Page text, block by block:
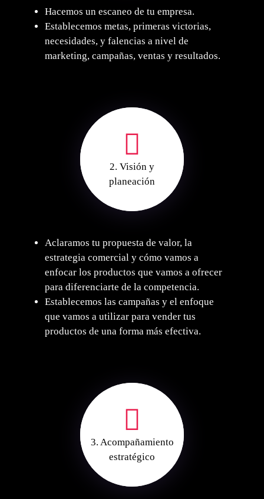
Hacemos un escaneo de tu empresa.
⁠Establecemos metas, primeras victorias,
necesidades, y falencias a nivel de
marketing, campañas, ventas y resultados.
2. Visión y
planeación
Aclaramos tu propuesta de valor, la
estrategia comercial y cómo vamos a
enfocar los productos que vamos a ofrecer
para diferenciarte de la competencia.
⁠Establecemos las campañas y el enfoque
que vamos a utilizar para vender tus
productos de una forma más efectiva.
3. Acompañamiento
estratégico